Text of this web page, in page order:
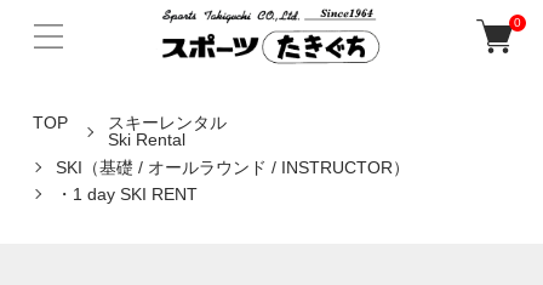
0
TOP
スキーレンタル
Ski Rental
SKI（基礎 / オールラウンド / INSTRUCTOR）
・1 day SKI RENT